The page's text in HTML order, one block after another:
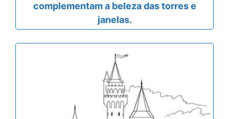
complementam a beleza das torres e
janelas.